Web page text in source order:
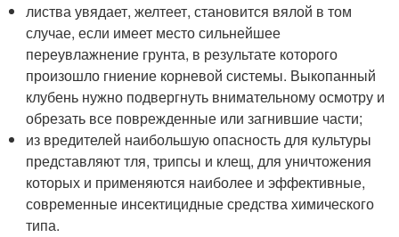
листва увядает, желтеет, становится вялой в том
случае, если имеет место сильнейшее
переувлажнение грунта, в результате которого
произошло гниение корневой системы. Выкопанный
клубень нужно подвергнуть внимательному осмотру и
обрезать все поврежденные или загнившие части;
из вредителей наибольшую опасность для культуры
представляют тля, трипсы и клещ, для уничтожения
которых и применяются наиболее и эффективные,
современные инсектицидные средства химического
типа.